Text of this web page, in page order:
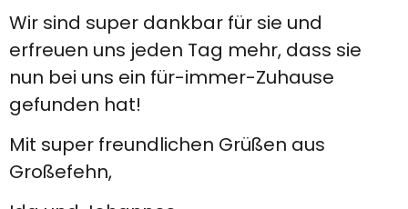
Wir sind super dankbar für sie und
erfreuen uns jeden Tag mehr, dass sie
nun bei uns ein für-immer-Zuhause
gefunden hat!
Mit super freundlichen Grüßen aus
Großefehn,